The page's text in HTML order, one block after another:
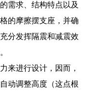
需求、结构特点以及
的摩擦摆支座，并确
分发挥隔震和减震效
来进行设计，因而，
动调整高度（这点根